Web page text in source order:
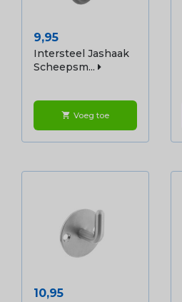
Prijs
9,95
Intersteel Jashaak
Scheepsm...
shopping_cart Voeg toe
Prijs
10,95